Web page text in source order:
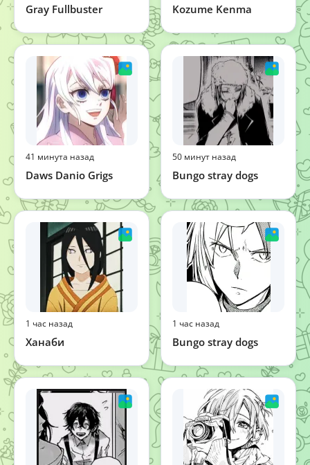
Gray Fullbuster Kozume Kenma
41 минута назад
Daws Danio Grigs
50 минут назад
Bungo stray dogs
1 час назад
Ханаби
1 час назад
Bungo stray dogs